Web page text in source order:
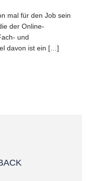
mal für den Job sein
der Online-
und
davon ist ein […]